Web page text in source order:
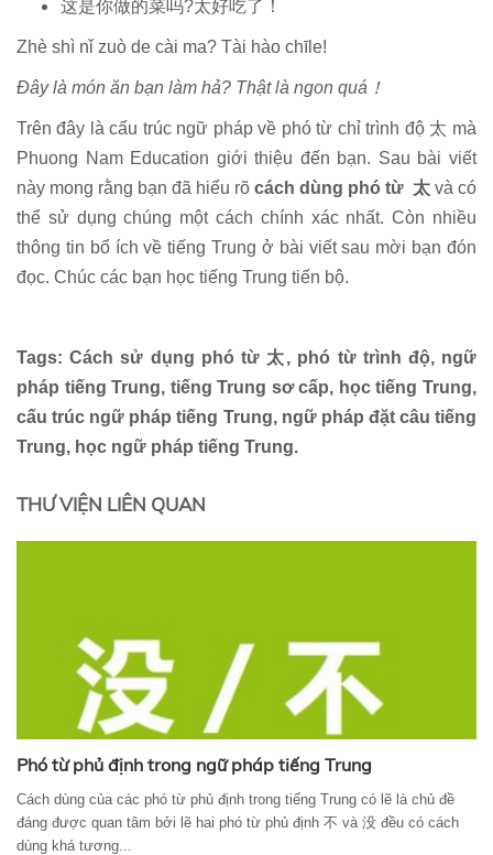
这是你做的菜吗?太好吃了！
Zhè shì nǐ zuò de cài ma? Tài hào chīle!
Đây là món ăn bạn làm hả? Thật là ngon quá！
Trên đây là cấu trúc ngữ pháp về phó từ chỉ trình độ 太 mà
Phuong Nam Education giới thiệu đến bạn. Sau bài viết
này mong rằng bạn đã hiểu rõ cách dùng phó từ 太 và có
thể sử dụng chúng một cách chính xác nhất. Còn nhiều
thông tin bổ ích về tiếng Trung ở bài viết sau mời bạn đón
đọc. Chúc các bạn học tiếng Trung tiến bộ.
Tags: Cách sử dụng phó từ 太, phó từ trình độ, ngữ
pháp tiếng Trung, tiếng Trung sơ cấp, học tiếng Trung,
cấu trúc ngữ pháp tiếng Trung, ngữ pháp đặt câu tiếng
Trung, học ngữ pháp tiếng Trung.
THƯ VIỆN LIÊN QUAN
Phó từ phủ định trong ngữ pháp tiếng Trung
Cách dùng của các phó từ phủ định trong tiếng Trung có lẽ là chủ đề
đáng được quan tâm bởi lẽ hai phó từ phủ định 不 và 没 đều có cách
dùng khá tương...